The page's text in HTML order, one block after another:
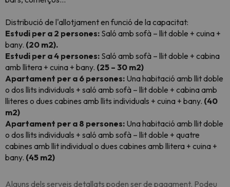
Distribució de l'allotjament en funció de la capacitat:
Estudi per a 2 persones: Saló amb sofà – llit doble + cuina +
bany. (20 m2).
Estudi per a 4 persones: Saló amb sofà – llit doble + cabina
amb llitera + cuina + bany. (25 – 30 m2)
Apartament per a 6 persones: Una habitació amb llit doble
o dos llits individuals + saló amb sofà – llit doble + cabina amb
lliteres o dues cabines amb llits individuals + cuina + bany. (40
m2)
Apartament per a 8 persones: Una habitació amb llit doble
o dos llits individuals + saló amb sofà – llit doble + quatre
cabines amb llit individual o dues cabines amb llitera + cuina +
bany. (45 m2)
Alguns dels serveis detallats poden ser de pagament. Podeu